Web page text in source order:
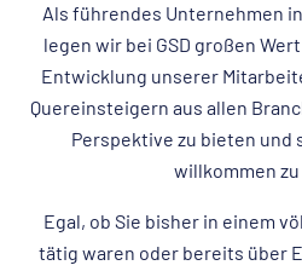
Als führendes Unternehmen
legen wir bei GSD großen
Entwicklung unserer
Quereinsteigern aus allen
Perspektive zu bieten und
willkommen zu
Egal, ob Sie bisher in einem
tätig waren oder bereits über